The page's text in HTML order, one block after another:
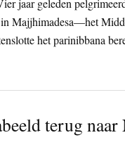
jaar geleden
in Majjhimadesa—het
het parinibbana
terug naar